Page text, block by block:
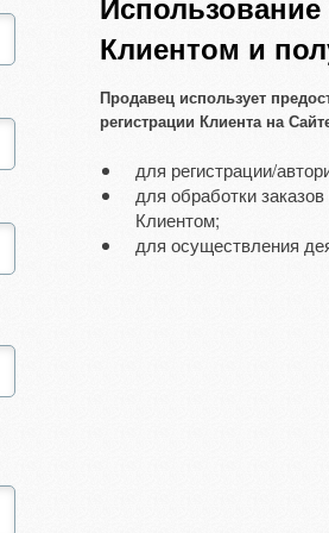
Клиентом и
Продавец использует
регистрации Клиента на
для регистрации/
для обработки
Клиентом;
для осуществления